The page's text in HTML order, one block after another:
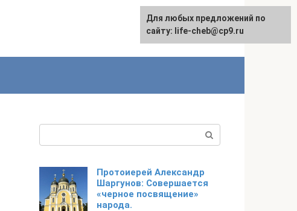
Протоиерей Александр
Шаргунов: Совершается
«черное посвящение»
народа.
Для любых предложений по
сайту: life-cheb@cp9.ru
Для любых предложений по
сайту: life-cheb@cp9.ru